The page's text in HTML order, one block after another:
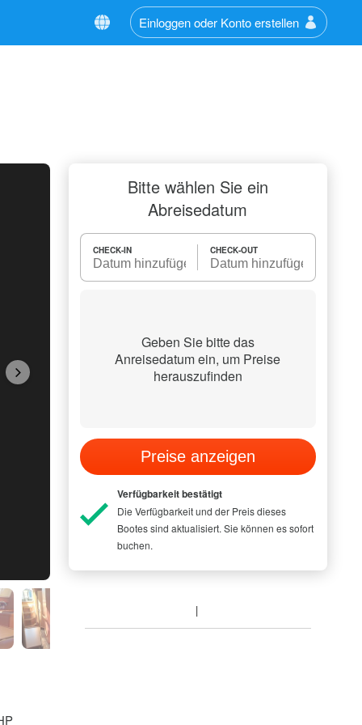
Einloggen oder Konto erstellen
Bitte wählen Sie ein
Abreisedatum
CHECK-IN CHECK-OUT
Geben Sie bitte das
Anreisedatum ein, um Preise
herauszufinden
Preise anzeigen
Verfügbarkeit bestätigt
Die Verfügbarkeit und der Preis dieses
Bootes sind aktualisiert. Sie können es sofort
buchen.